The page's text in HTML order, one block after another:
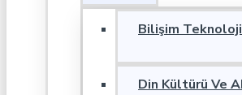
Bilişim
Din Kültürü Ve